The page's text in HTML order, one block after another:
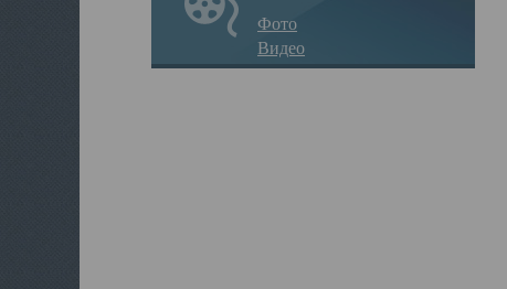
Фото
Видео